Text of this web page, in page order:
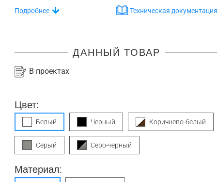
Подробнее Техническая документация
ДАННЫЙ ТОВАР
В проектах
Цвет:
Белый Черный Коричнево-белый
Серый Серо-черный
Материал: